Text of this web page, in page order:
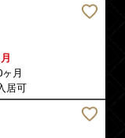
ヶ月
居可